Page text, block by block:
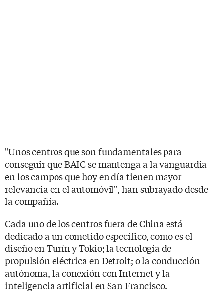
"Unos centros que son fundamentales para
conseguir que BAIC se mantenga a la vanguardia
en los campos que hoy en día tienen mayor
relevancia en el automóvil", han subrayado desde
la compañía.
Cada uno de los centros fuera de China está
dedicado a un cometido específico, como es el
diseño en Turín y Tokio; la tecnología de
propulsión eléctrica en Detroit; o la conducción
autónoma, la conexión con Internet y la
inteligencia artificial en San Francisco.